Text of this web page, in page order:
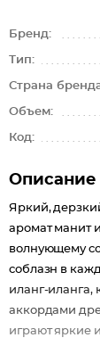
Бренд:
Тип:
Страна
Объем:
Код:
Описание
Яркий,
аромат манит
волнующему
соблазн в
иланг-иланга,
аккордами
играют яркие